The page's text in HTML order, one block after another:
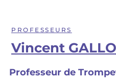
PROFESSEURS
Vincent GALLO
Professeur de